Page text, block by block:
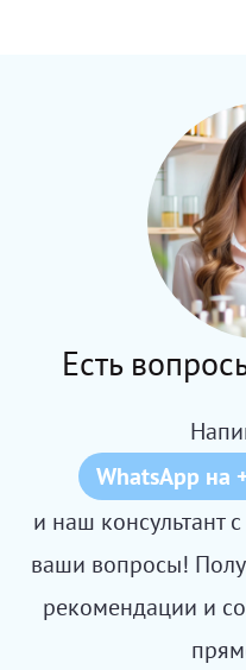
Есть
WhatsApp на
и наш консультант
ваши вопросы!
рекомендации и